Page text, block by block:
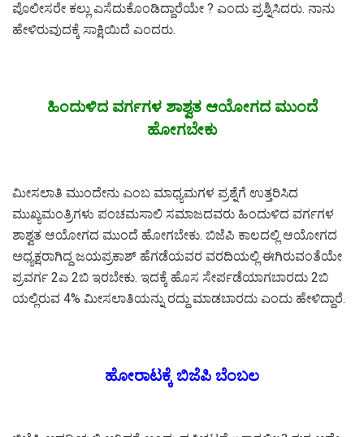
ಪೊಲೀಸರೇ ಕಲ್ಲು ಎಸೆದುಕೊಂಡಿದ್ದಾರೆಯೇ ? ಎಂದು ಪ್ರಶ್ನಿಸಿದರು. ನಾನು
ಹೇಳಿರುವುದಕ್ಕೆ ಸಾಕ್ಷಿಯಿದೆ ಎಂದರು.
ಹಿಂದುಳಿದ ವರ್ಗಗಳ ಶಾಶ್ವತ ಆಯೋಗದ ಮುಂದೆ
ಹೋಗಬೇಕು
ಮೀಸಲಾತಿ ಮುಂದೇನು ಎಂಬ ಮಾಧ್ಯಮಗಳ ಪ್ರಶ್ನೆಗೆ ಉತ್ತರಿಸಿದ
ಮುಖ್ಯಮಂತ್ರಿಗಳು ಪಂಚಮಸಾಲಿ ಸಮಾಜದವರು ಹಿಂದುಳಿದ ವರ್ಗಗಳ
ಶಾಶ್ವತ ಆಯೋಗದ ಮುಂದೆ ಹೋಗಬೇಕು. ಬಿಜೆಪಿ ಕಾಲದಲ್ಲಿ ಆಯೋಗದ
ಅಧ್ಯಕ್ಷರಾಗಿದ್ದ ಜಯಪ್ರಕಾಶ್ ಹೆಗಡೆಯವರ ವರದಿಯಲ್ಲಿ ಈಗಿರುವಂತೆಯೇ
ಪ್ರವರ್ಗ 2ಎ 2ಬಿ ಇರಬೇಕು. ಇದಕ್ಕೆ ಹೊಸ ಸೇರ್ಪಡೆಯಾಗಬಾರದು 2ಬಿ
ಯಲ್ಲಿರುವ 4% ಮೀಸಲಾತಿಯನ್ನು ರದ್ದು ಮಾಡಬಾರದು ಎಂದು ಹೇಳಿದ್ದಾರೆ.
ಹೋರಾಟಕ್ಕೆ ಬಿಜೆಪಿ ಬೆಂಬಲ